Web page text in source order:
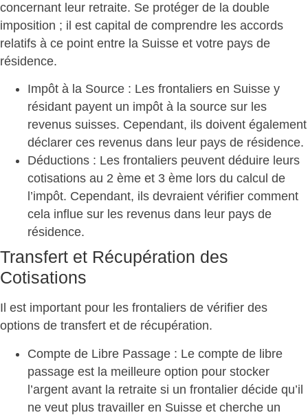
concernant leur retraite. Se protéger de la double
imposition ; il est capital de comprendre les accords
relatifs à ce point entre la Suisse et votre pays de
résidence.
Impôt à la Source : Les frontaliers en Suisse y
résidant payent un impôt à la source sur les
revenus suisses. Cependant, ils doivent également
déclarer ces revenus dans leur pays de résidence.
Déductions : Les frontaliers peuvent déduire leurs
cotisations au 2 ème et 3 ème lors du calcul de
l’impôt. Cependant, ils devraient vérifier comment
cela influe sur les revenus dans leur pays de
résidence.
Transfert et Récupération des
Cotisations
Il est important pour les frontaliers de vérifier des
options de transfert et de récupération.
Compte de Libre Passage : Le compte de libre
passage est la meilleure option pour stocker
l’argent avant la retraite si un frontalier décide qu’il
ne veut plus travailler en Suisse et cherche un